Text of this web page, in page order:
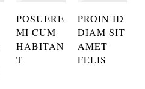
POSUERE
MI CUM
HABITAN
T
PROIN ID
DIAM SIT
AMET
FELIS